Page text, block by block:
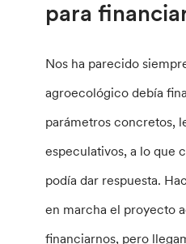
para
Nos ha parecido
agroecológico debía
parámetros concretos,
especulativos, a lo que
podía dar respuesta.
en marcha el proyecto
financiarnos, pero